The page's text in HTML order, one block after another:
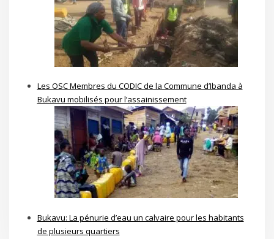
Les OSC Membres du CODIC de la Commune d’Ibanda à
Bukavu mobilisés pour l’assainissement
Bukavu: La pénurie d’eau un calvaire pour les habitants
de plusieurs quartiers